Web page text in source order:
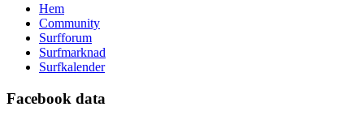
Hem
Community
Surfforum
Surfmarknad
Surfkalender
Facebook data